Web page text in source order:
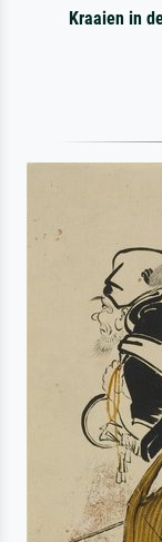
Kraaien in